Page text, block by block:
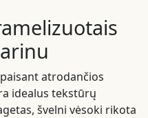
atrodančios
idealus tekstūrų
švelni vėsoki rikota